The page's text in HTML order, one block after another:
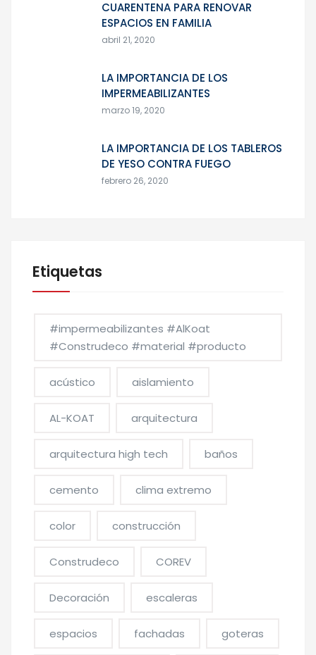
CUARENTENA PARA RENOVAR
ESPACIOS EN FAMILIA
abril 21, 2020
LA IMPORTANCIA DE LOS
IMPERMEABILIZANTES
marzo 19, 2020
LA IMPORTANCIA DE LOS TABLEROS
DE YESO CONTRA FUEGO
febrero 26, 2020
Etiquetas
#impermeabilizantes #AlKoat
#Construdeco #material #producto
acústico aislamiento
AL-KOAT arquitectura
arquitectura high tech baños
cemento clima extremo
color construcción
Construdeco COREV
Decoración escaleras
espacios fachadas goteras